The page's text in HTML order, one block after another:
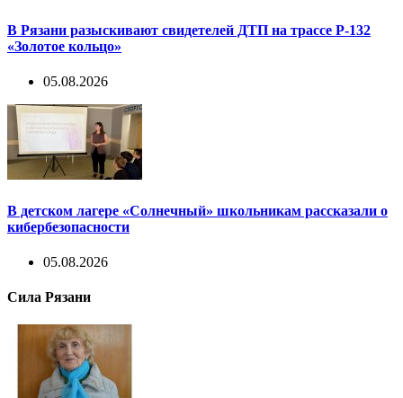
В Рязани разыскивают свидетелей ДТП на трассе Р-132
«Золотое кольцо»
05.08.2026
В детском лагере «Солнечный» школьникам рассказали о
кибербезопасности
05.08.2026
Сила Рязани